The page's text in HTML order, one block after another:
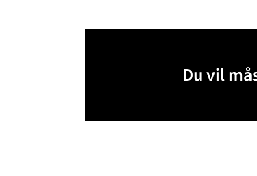
Du vil